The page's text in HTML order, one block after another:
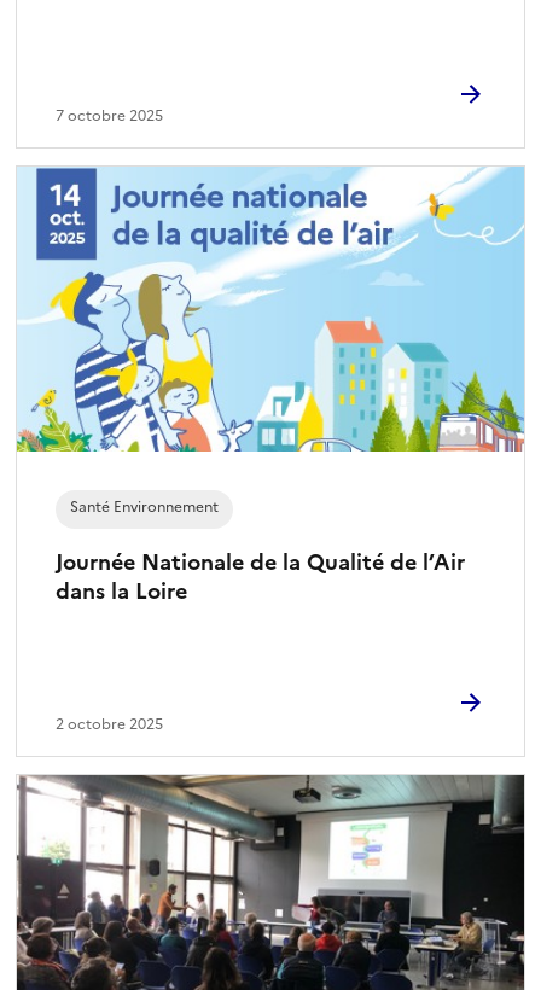
7 octobre 2025
Journée Nationale de la Qualité de l’Air
dans la Loire
Santé Environnement
2 octobre 2025